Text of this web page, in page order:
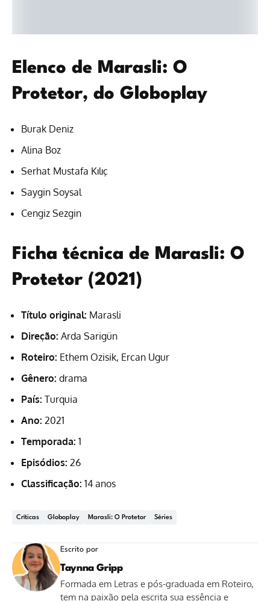
Elenco de Marasli: O
Protetor, do Globoplay
Burak Deniz
Alina Boz
Serhat Mustafa Kılıç
Saygin Soysal
Cengiz Sezgin
Ficha técnica de Marasli: O
Protetor (2021)
Título original: Marasli
Direção: Arda Sarigün
Roteiro: Ethem Ozisik, Ercan Ugur
Gênero: drama
País: Turquia
Ano: 2021
Temporada: 1
Episódios: 26
Classificação: 14 anos
Críticas Globoplay Marasli: O Protetor Séries
Escrito por
Taynna Gripp
Formada em Letras e pós-graduada em Roteiro,
tem na paixão pela escrita sua essência e